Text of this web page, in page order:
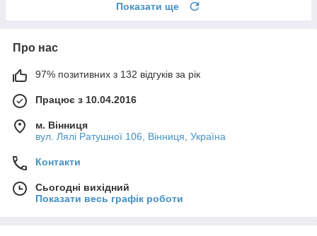
Показати ще
Про нас
97% позитивних з 132 відгуків за рік
Працює з 10.04.2016
м. Вінниця
вул. Лялі Ратушної 106, Вінниця, Україна
Контакти
Сьогодні вихідний
Показати весь графік роботи